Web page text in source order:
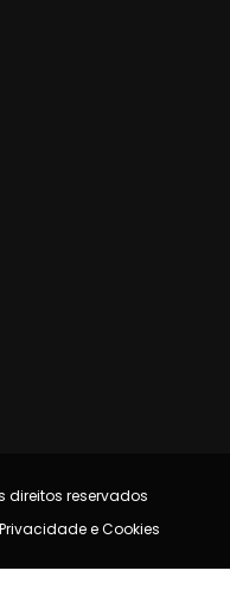
direitos reservados
Privacidade e Cookies